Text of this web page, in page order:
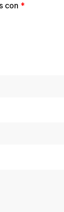
con *